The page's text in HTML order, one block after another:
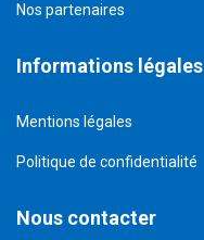
Nos partenaires
Informations légales
Mentions légales
Politique de confidentialité
Nous contacter